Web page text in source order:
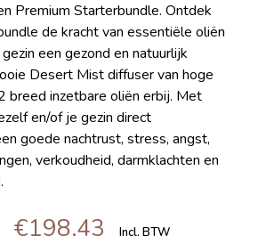
Premium Starterbundle. Ontdek
de kracht van essentiële oliën
een gezond en natuurlijk
Desert Mist diffuser van hoge
breed inzetbare oliën erbij. Met
en/of je gezin direct
goede nachtrust, stress, angst,
verkoudheid, darmklachten en
€198,43 Incl. BTW